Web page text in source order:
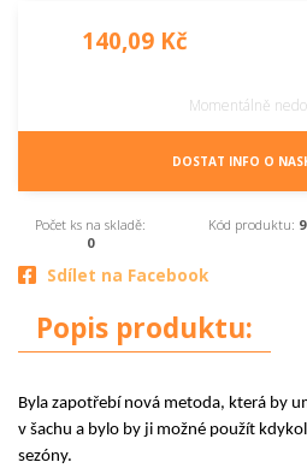
140,09 Kč
Momentálně
DOSTAT INFO O
Počet ks na skladě:
0
Kód produktu:
Sdílet na Facebook
Popis produktu:
Byla zapotřebí nová metoda, která by
v šachu a bylo by ji možné použít
sezóny.